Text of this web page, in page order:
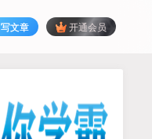
写文章 开通会员